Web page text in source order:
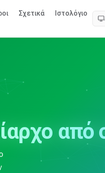
Σχετικά Ιστολόγιο
από